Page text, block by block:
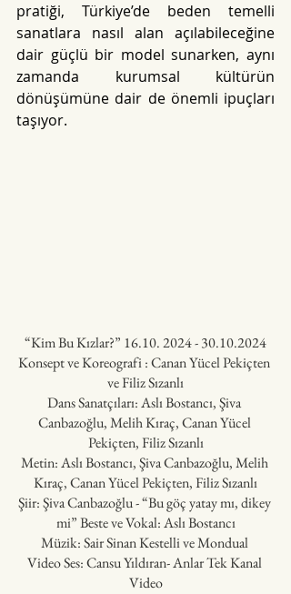
pratiği, Türkiye’de beden temelli
sanatlara nasıl alan açılabileceğine
dair güçlü bir model sunarken, aynı
zamanda kurumsal kültürün
dönüşümüne dair de önemli ipuçları
taşıyor.
“Kim Bu Kızlar?” 16.10. 2024 - 30.10.2024
Konsept ve Koreografi : Canan Yücel Pekiçten
ve Filiz Sızanlı
Dans Sanatçıları: Aslı Bostancı, Şiva
Canbazoğlu, Melih Kıraç, Canan Yücel
Pekiçten, Filiz Sızanlı
Metin: Aslı Bostancı, Şiva Canbazoğlu, Melih
Kıraç, Canan Yücel Pekiçten, Filiz Sızanlı
Şiir: Şiva Canbazoğlu - “Bu göç yatay mı, dikey
mi” Beste ve Vokal: Aslı Bostancı
Müzik: Sair Sinan Kestelli ve Mondual
Video Ses: Cansu Yıldıran- Anlar Tek Kanal
Video